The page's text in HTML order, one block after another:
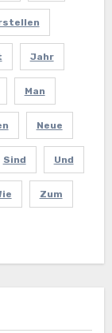
Jahr
Man
Neue
Sind Und
Zum